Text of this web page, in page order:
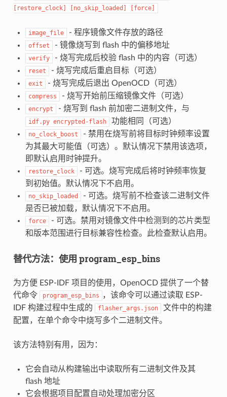
[restore_clock]
[no_skip_loaded] [force]
image_file - 程序镜像文件存放的路径
offset - 镜像烧写到 flash 中的偏移地址
verify - 烧写完成后校验 flash 中的内容（可选）
reset - 烧写完成后重启目标（可选）
exit - 烧写完成后退出 OpenOCD（可选）
compress - 烧写开始前压缩镜像文件（可选）
encrypt - 烧写到 flash 前加密二进制文件，与
idf.py encrypted-flash 功能相同（可选）
no_clock_boost
- 禁用在烧写前将目标时钟频率设置
为其最大可能值（可选）。默认情况下禁用该选项，
即默认启用时钟提升。
restore_clock
- 可选。烧写完成后将时钟频率恢复
到初始值。默认情况下不启用。
no_skip_loaded
- 可选。烧写前不检查该二进制文件
是否已被加载，默认情况下不启用。
force
- 可选。禁用对镜像文件中检测到的芯片类型
和版本范围进行目标兼容性检查。此检查默认启用。
替代方法：使用 program_esp_bins
为方便 ESP-IDF 项目的使用，OpenOCD 提供了一个替
代命令
program_esp_bins
，该命令可以通过读取 ESP-
IDF 构建过程中生成的
flasher_args.json
文件中的构建
配置，在单个命令中烧写多个二进制文件。
该方法特别有用，因为：
它会自动从构建输出中读取所有二进制文件及其
flash 地址
它会根据项目配置自动处理加密分区